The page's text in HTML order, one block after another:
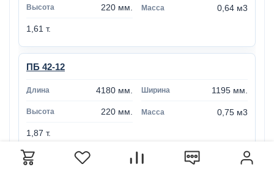
220 мм. 0,64 м3
1,61 т.
ПБ 42-12
4180 мм. 1195 мм.
220 мм. 0,75 м3
1,87 т.